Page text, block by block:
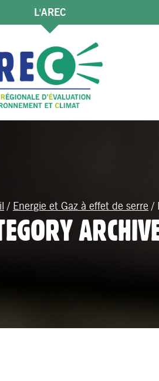
L'AREC
/ Energie et Gaz à effet de serre /